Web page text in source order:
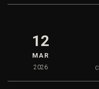
12
MAR
2026